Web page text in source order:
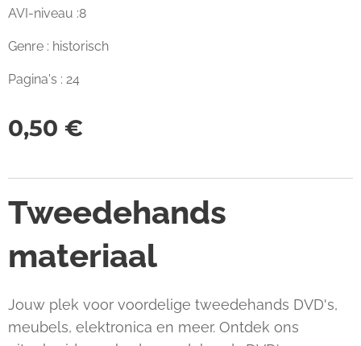
AVI-niveau :8
Genre : historisch
Pagina's : 24
0,50 €
Tweedehands
materiaal
Jouw plek voor voordelige tweedehands DVD's,
meubels, elektronica en meer. Ontdek ons